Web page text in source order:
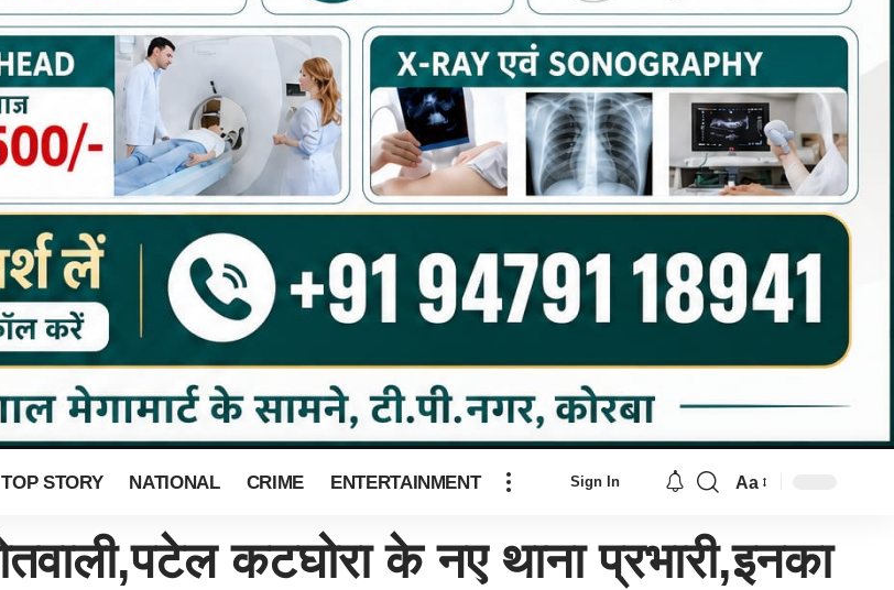
TOP STORY NATIONAL CRIME ENTERTAINMENT Sign In Aa
कटघोरा के नए थाना प्रभारी,इनका